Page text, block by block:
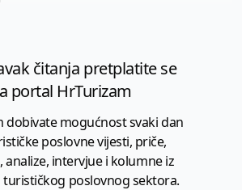
čitanja pretplatite se
portal HrTurizam
dobivate mogućnost svaki dan
poslovne vijesti, priče,
analize, intervjue i kolumne iz
poslovnog sektora.